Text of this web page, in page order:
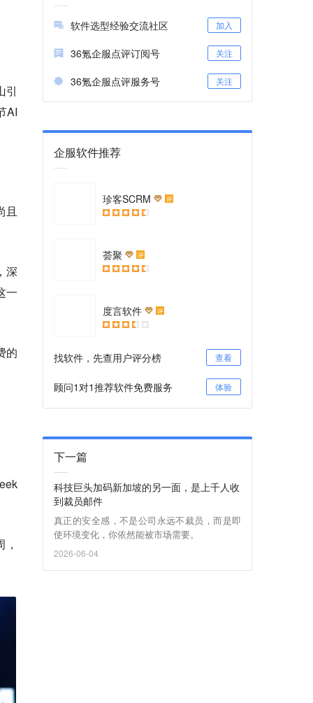
引
AI
且
深
一
的
软件选型经验交流社区 加入
36氪企服点评订阅号 关注
36氪企服点评服务号 关注
企服软件推荐
珍客SCRM 评
荟聚 评
度言软件 评
找软件，先查用户评分榜 查看
顾问1对1推荐软件免费服务 体验
下一篇
科技巨头加码新加坡的另一面，是上千人收
到裁员邮件
真正的安全感，不是公司永远不裁员，而是即
使环境变化，你依然能被市场需要。
2026-06-04